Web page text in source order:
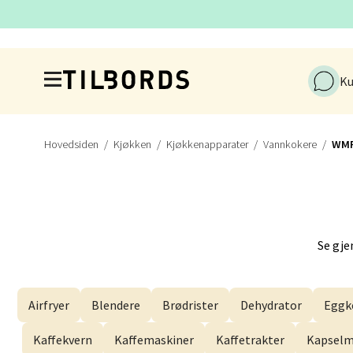
Hovedsiden Kjøkken Kjøkkenapparater Vannkokere
Se
Airfryer Blendere Brødrister Dehydrator
Kaffekvern Kaffemaskiner Kaffetrakter
Åpent
Åpent